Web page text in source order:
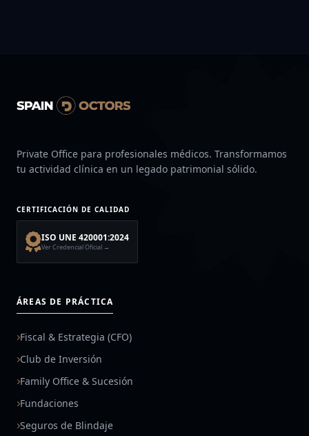
Private Office para profesionales médicos. Transformamos
tu actividad clínica en un legado patrimonial sólido.
CERTIFICACIÓN DE CALIDAD
ISO UNE 420001:2024
Ver Credencial Oficial →
ÁREAS DE PRÁCTICA
Fiscal & Estrategia (CFO)
Club de Inversión
Family Office & Sucesión
Fundaciones
Seguros de Blindaje